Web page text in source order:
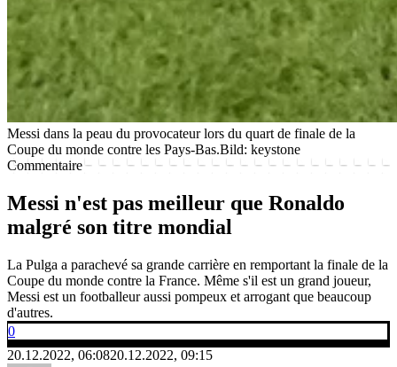
Messi dans la peau du provocateur lors du quart de finale de la
Coupe du monde contre les Pays-Bas.Bild: keystone
Commentaire
Messi n'est pas meilleur que Ronaldo
malgré son titre mondial
La Pulga a parachevé sa grande carrière en remportant la finale de la
Coupe du monde contre la France. Même s'il est un grand joueur,
Messi est un footballeur aussi pompeux et arrogant que beaucoup
d'autres.
0
20.12.2022, 06:0820.12.2022, 09:15